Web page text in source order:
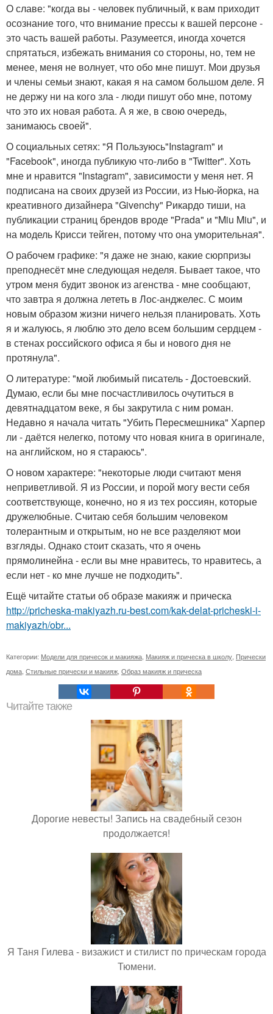
О славе: "когда вы - человек публичный, к вам приходит
осознание того, что внимание прессы к вашей персоне -
это часть вашей работы. Разумеется, иногда хочется
спрятаться, избежать внимания со стороны, но, тем не
менее, меня не волнует, что обо мне пишут. Мои друзья
и члены семьи знают, какая я на самом большом деле. Я
не держу ни на кого зла - люди пишут обо мне, потому
что это их новая работа. А я же, в свою очередь,
занимаюсь своей".
О социальных сетях: "Я Пользуюсь"Instagram" и
"Facebook", иногда публикую что-либо в "Twitter". Хоть
мне и нравится "Instagram", зависимости у меня нет. Я
подписана на своих друзей из России, из Нью-йорка, на
креативного дизайнера "Givenchy" Рикардо тиши, на
публикации страниц брендов вроде "Prada" и "Miu Miu", и
на модель Крисси тейген, потому что она уморительная".
О рабочем графике: "я даже не знаю, какие сюрпризы
преподнесёт мне следующая неделя. Бывает такое, что
утром меня будит звонок из агенства - мне сообщают,
что завтра я должна лететь в Лос-анджелес. С моим
новым образом жизни ничего нельзя планировать. Хоть
я и жалуюсь, я люблю это дело всем большим сердцем -
в стенах российского офиса я бы и нового дня не
протянула".
О литературе: "мой любимый писатель - Достоевский.
Думаю, если бы мне посчастливилось очутиться в
девятнадцатом веке, я бы закрутила с ним роман.
Недавно я начала читать "Убить Пересмешника" Харпер
ли - даётся нелегко, потому что новая книга в оригинале,
на английском, но я стараюсь".
О новом характере: "некоторые люди считают меня
неприветливой. Я из России, и порой могу вести себя
соответствующе, конечно, но я из тех россиян, которые
дружелюбные. Считаю себя большим человеком
толерантным и открытым, но не все разделяют мои
взгляды. Однако стоит сказать, что я очень
прямолинейна - если вы мне нравитесь, то нравитесь, а
если нет - ко мне лучше не подходить".
Ещё читайте статьи об образе макияж и прическа
http://pricheska-makiyazh.ru-best.com/kak-delat-pricheski-i-
makiyazh/obr...
Категории: Модели для причесок и макияжа Макияж и прическа в школу Прически
дома Стильные прически и макияж Образ макияж и прическа
Читайте также
Дорогие невесты! Запись на свадебный сезон
продолжается!
Я Таня Гилева - визажист и стилист по прическам города
Тюмени.